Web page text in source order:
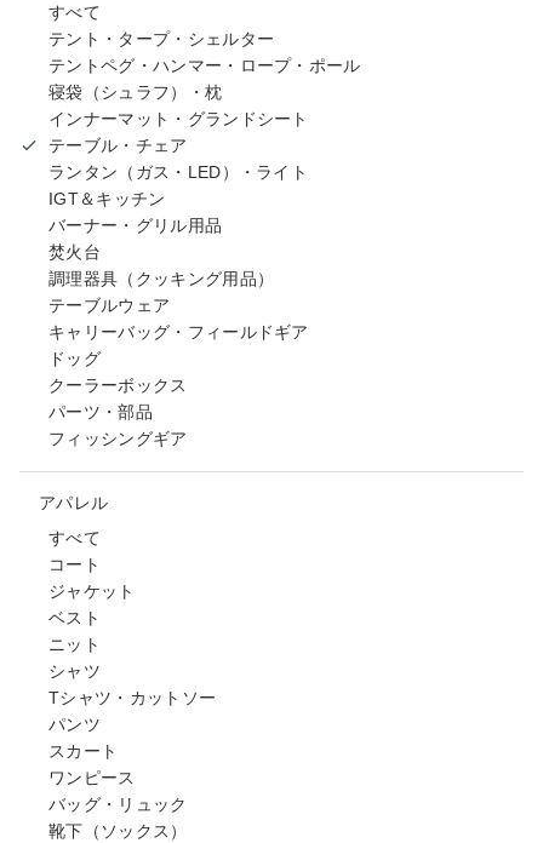
すべて
テント・タープ・シェルター
テントペグ・ハンマー・ロープ・ポール
寝袋（シュラフ）・枕
インナーマット・グランドシート
テーブル・チェア
ランタン（ガス・LED）・ライト
IGT＆キッチン
バーナー・グリル用品
焚火台
調理器具（クッキング用品）
テーブルウェア
キャリーバッグ・フィールドギア
ドッグ
クーラーボックス
パーツ・部品
フィッシングギア
アパレル
すべて
コート
ジャケット
ベスト
ニット
シャツ
Tシャツ・カットソー
パンツ
スカート
ワンピース
バッグ・リュック
靴下（ソックス）